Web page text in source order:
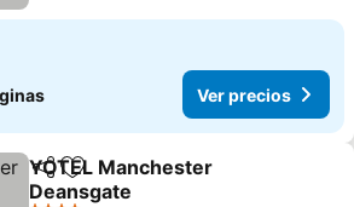
Ver precios
Compartir
Agregar a favoritos
YOTEL Manchester
Deansgate